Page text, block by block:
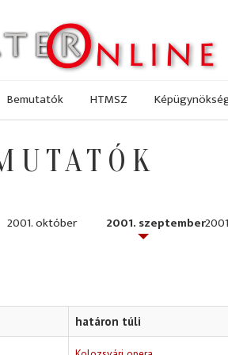
Bemutatók HTMSZ
2001. október 2001. szeptember
határon túli